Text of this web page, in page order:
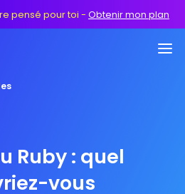
pensé pour toi - Obtenir mon plan
Ruby : quel
vous